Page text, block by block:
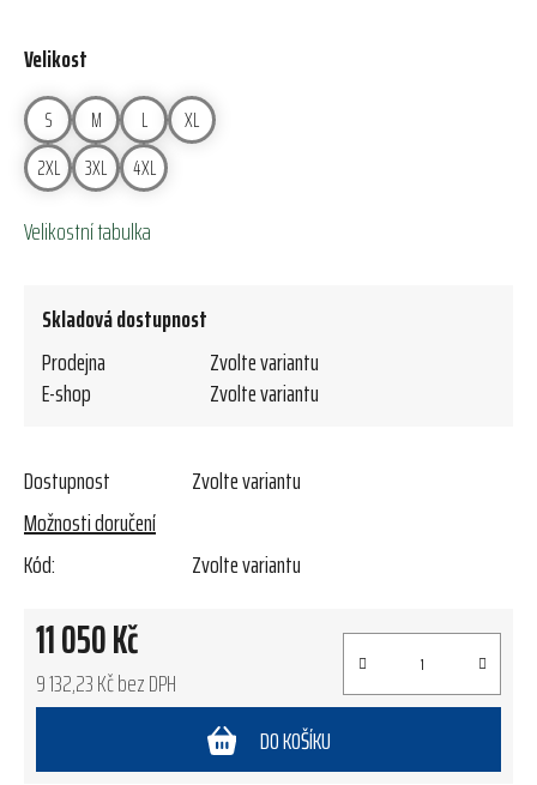
Velikost
S M L
XL
2XL
3XL 4XL
Velikostní tabulka
Skladová dostupnost
Prodejna
Zvolte variantu
E-shop
Zvolte variantu
Dostupnost
Zvolte variantu
Možnosti doručení
Kód:
Zvolte variantu
11 050 Kč
9 132,23 Kč bez DPH
DO KOŠÍKU